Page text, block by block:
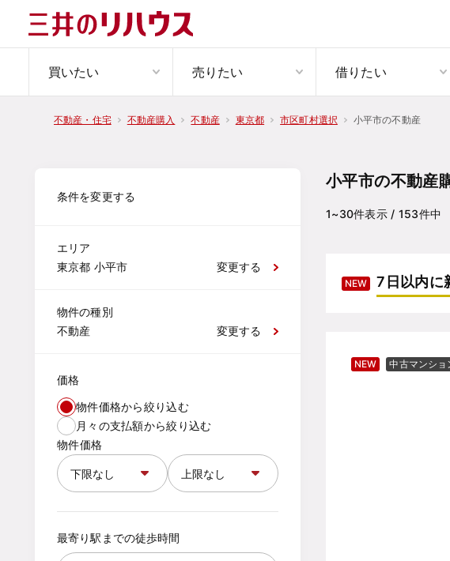
買いたい 売りたい 借りたい
不動産・住宅 不動産購入 不動産 東京都 市区町村選択 小平市の不動産
条件を変更する
エリア
東京都 小平市
変更する
物件の種別
不動産
変更する
価格
物件価格から絞り込む
月々の支払額から絞り込む
物件価格
最寄り駅までの徒歩時間
小平市の不動産
1~30件表示/ 153件中
NEW 7日以内に
NEW 中古マンショ